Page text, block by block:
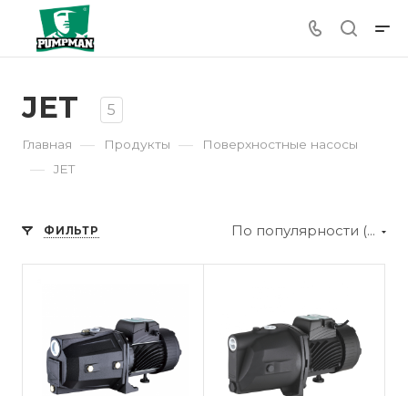
JET 5
Главная — Продукты — Поверхностные насосы
— JET
ФИЛЬТР По популярности (убывание)